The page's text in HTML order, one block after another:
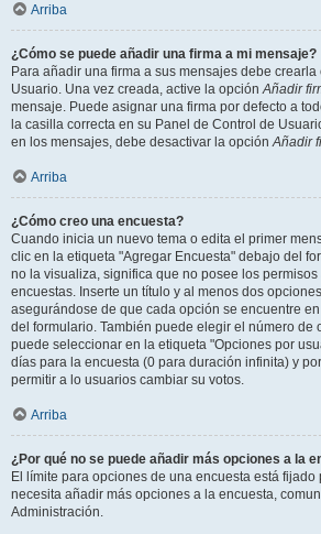
Arriba
¿Cómo se puede añadir una firma a mi mensaje?
Para añadir una firma a sus mensajes debe
Usuario. Una vez creada, active la opciónAñadir
mensaje. Puede asignar una firma por defecto a
la casilla correcta en su Panel de Control de
en los mensajes, debe desactivar la opciónAñadir
Arriba
¿Cómo creo una encuesta?
Cuando inicia un nuevo tema o edita el primer
clic en la etiqueta "Agregar Encuesta" debajo del
no la visualiza, significa que no posee los
encuestas. Inserte un título y al menos dos
asegurándose de que cada opción se encuentre
del formulario. También puede elegir el número de
puede seleccionar en la etiqueta "Opciones por
días para la encuesta (0 para duración infinita) y
permitir a lo usuarios cambiar su votos.
Arriba
¿Por qué no se puede añadir más opciones a la
El límite para opciones de una encuesta está fijado
necesita añadir más opciones a la encuesta,
Administración.